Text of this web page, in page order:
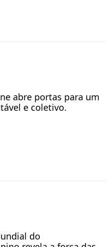
abre portas para um
e coletivo.
do